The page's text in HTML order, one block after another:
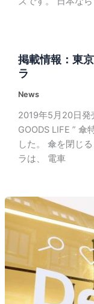
掲載情報：東
ラ
News
2019年5月20日発
GOODS LIFE ”
した。 傘を閉じ
ラは、 電車